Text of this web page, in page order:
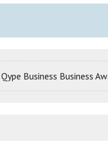
Business Business